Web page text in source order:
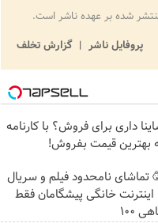
شده بر عهده ناشر است.
پروفایل ناشر
گزارش تخلف
داری برای فروش؟ با کارنامه
بهترین قیمت بفروش!
تماشای نامحدود فیلم و سریال
اینترنت خانگی پیشگامان فقط
100